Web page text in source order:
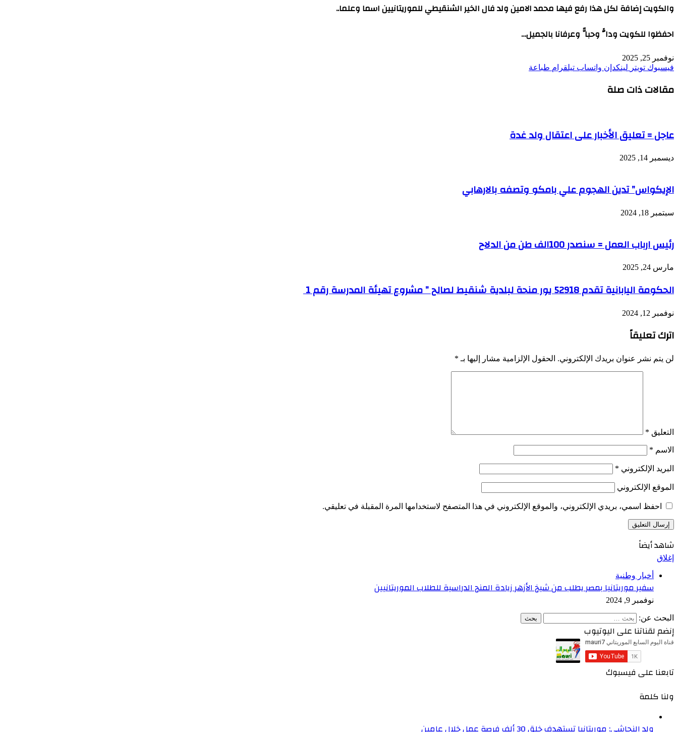
والكويت إضافة لكل هذا رفع فيها محمد الامين ولد فال الخير الشنقيطي للموريتانيين اسما وعلما..
احفظوا للكويت وداًّ وحبا ًّ وعرفانا بالجميل…
نوفمبر 25, 2025
فيسبوك تويتر لينكدإن واتساب تيلقرام طباعة
مقالات ذات صلة
عاجل = تعليق الأخبار على اعتقال ولد غدة
ديسمبر 14, 2025
الإيكواس” تدين الهجوم علي بامكو وتصفه بالارهابي
سبتمبر 18, 2024
رئيس ارباب العمل = سنصدر 100الف طن من الدلاح
مارس 24, 2025
الحكومة اليابانية تقدم 52918 يور منحة لبلدية شنقيط لصالح ” مشروع تهيئة المدرسة رقم 1
نوفمبر 12, 2024
اترك تعليقاً
لن يتم نشر عنوان بريدك الإلكتروني. الحقول الإلزامية مشار إليها بـ *
التعليق *
الاسم *
البريد الإلكتروني *
الموقع الإلكتروني
احفظ اسمي، بريدي الإلكتروني، والموقع الإلكتروني في هذا المتصفح لاستخدامها المرة المقبلة في تعليقي.
شاهد أيضاً
إغلاق
أخبار وطنية
سفير موريتانيا بمصر يطلب من شيخ الأزهر زيادة المنح الدراسية للطلاب الموريتانيين
نوفمبر 9, 2024
البحث عن:
إنضم لقناتنا على اليوتيوب
تابعنا على فيسبوك
ولنا كلمة